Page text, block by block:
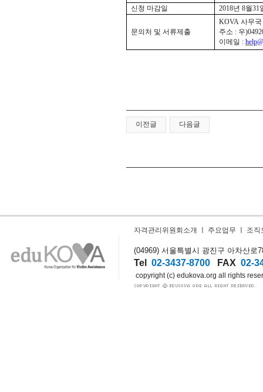
신청 마감일 2018년 8월31
문의처 및 서류제출
KOVA 사무국
주소 : 우
이메일 :
이전글 다음글
자격관리위원회소개 주요업무 조직
(04969) 서울특별시 광진구 아차산로
Tel 02-3437-8700 FAX 02-
copyright (c) edukova.org all rights